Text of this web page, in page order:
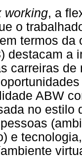
working, a
o
termos da
destacam a
carreiras
ABW
no estilo
e